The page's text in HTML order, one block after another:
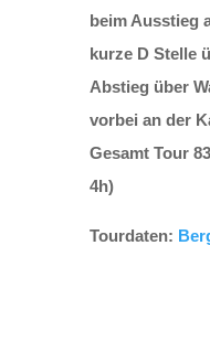
beim Ausstieg
kurze D Stelle
Abstieg über
vorbei an der
Gesamt Tour
4h)
Tourdaten: